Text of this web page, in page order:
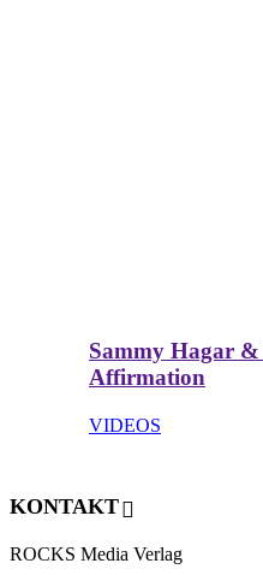
Sammy Hagar
Affirmation
VIDEOS
KONTAKT
ROCKS Media Verlag